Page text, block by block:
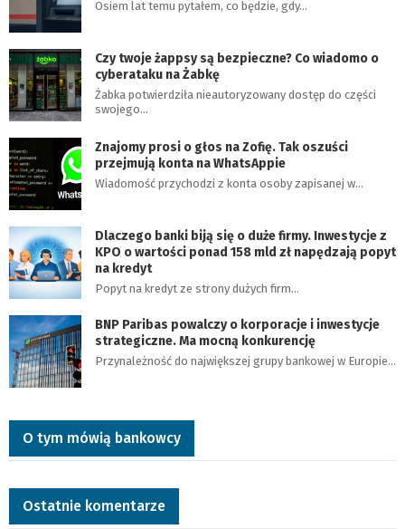
Osiem lat temu pytałem, co będzie, gdy…
Czy twoje żappsy są bezpieczne? Co wiadomo o
cyberataku na Żabkę
Żabka potwierdziła nieautoryzowany dostęp do części
swojego…
Znajomy prosi o głos na Zofię. Tak oszuści
przejmują konta na WhatsAppie
Wiadomość przychodzi z konta osoby zapisanej w…
Dlaczego banki biją się o duże firmy. Inwestycje z
KPO o wartości ponad 158 mld zł napędzają popyt
na kredyt
Popyt na kredyt ze strony dużych firm…
BNP Paribas powalczy o korporacje i inwestycje
strategiczne. Ma mocną konkurencję
Przynależność do największej grupy bankowej w Europie…
O tym mówią bankowcy
Ostatnie komentarze